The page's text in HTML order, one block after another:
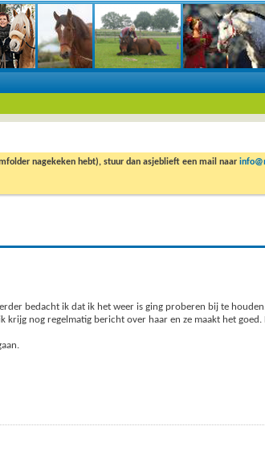
nagekeken hebt), stuur dan asjeblieft een mail naar
bedacht ik dat ik het weer is ging proberen bij te
nog regelmatig bericht over haar en ze maakt het goed.